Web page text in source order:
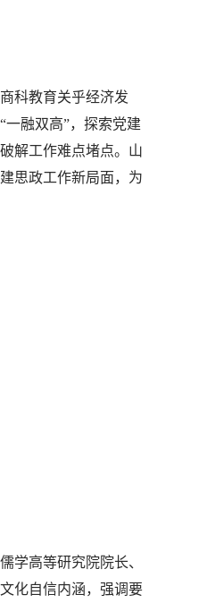
科教育关乎经济发
融双高”，探索党建
解工作难点堵点。山
思政工作新局面，为
学高等研究院院长、
化自信内涵，强调要